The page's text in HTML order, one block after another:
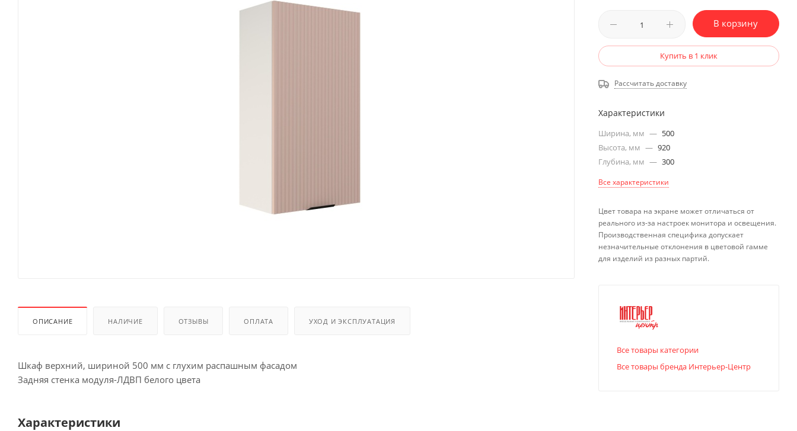
ОПИСАНИЕ НАЛИЧИЕ ОТЗЫВЫ ОПЛАТА УХОД И ЭКСПЛУАТАЦИЯ
Шкаф верхний, шириной 500 мм с глухим распашным фасадом
Задняя стенка модуля-ЛДВП белого цвета
Характеристики
В корзину
Купить в 1 клик
Рассчитать доставку
Характеристики
Ширина, мм — 500
Высота, мм — 920
Глубина, мм — 300
Все характеристики
Цвет товара на экране может отличаться от
реального из-за настроек монитора и освещения.
Производственная специфика допускает
незначительные отклонения в цветовой гамме
для изделий из разных партий.
Все товары категории
Все товары бренда Интерьер-Центр